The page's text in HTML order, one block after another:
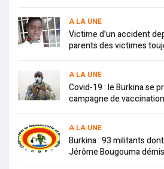
A LA UNE
Victime d’un accident
parents des victimes
A LA UNE
Covid-19 : le Burkina se
campagne de vaccination
A LA UNE
Burkina : 93 militants
Jérôme Bougouma